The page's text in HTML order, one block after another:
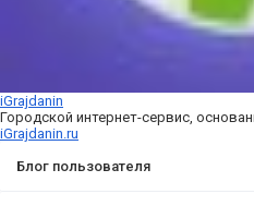
iGrajdanin
Городской интернет-сервис,
iGrajdanin.ru
Блог пользователя